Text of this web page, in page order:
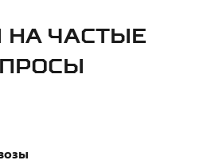
НА ЧАСТЫЕ